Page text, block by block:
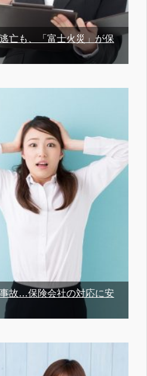
亡も、「富士火災」が保
事故…保険会社の対応に安